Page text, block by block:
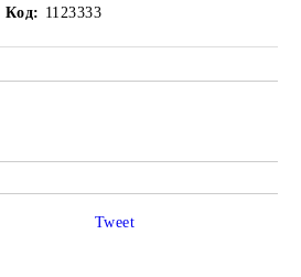
Код: 1123333
Tweet